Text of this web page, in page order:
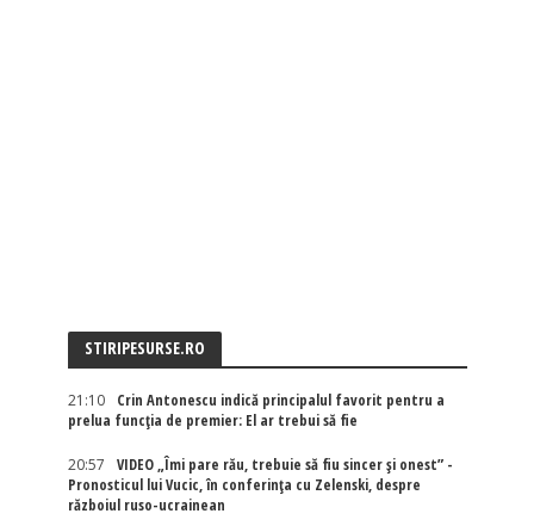
STIRIPESURSE.RO
21:10
Crin Antonescu indică principalul favorit pentru a
prelua funcția de premier: El ar trebui să fie
20:57
VIDEO „Îmi pare rău, trebuie să fiu sincer și onest” -
Pronosticul lui Vucic, în conferința cu Zelenski, despre
războiul ruso-ucrainean